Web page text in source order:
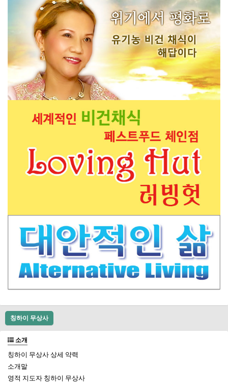
칭하이 무상사
소개
칭하이 무상사 상세 약력
소개말
영적 지도자 칭하이 무상사